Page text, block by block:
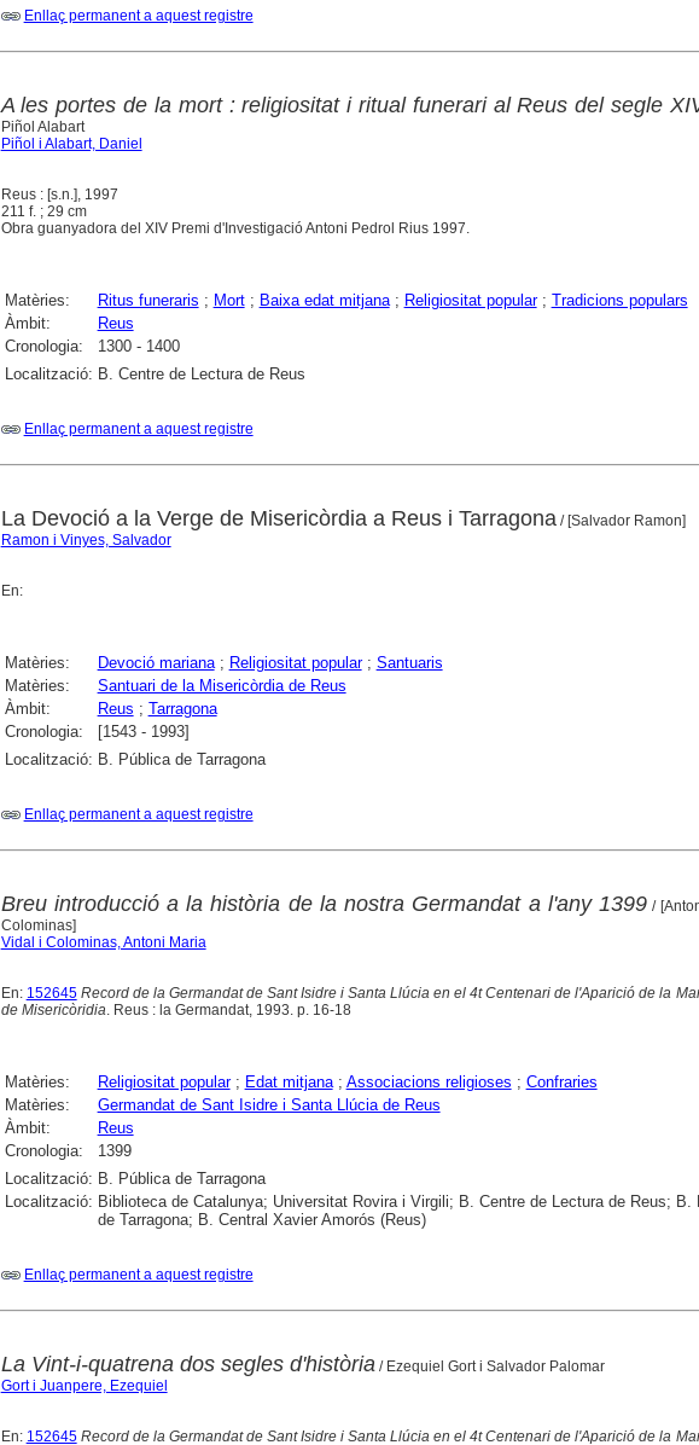
Enllaç permanent a aquest registre
A les portes de la mort : religiositat i ritual funerari al Reus del segle
Piñol Alabart
Piñol i Alabart, Daniel
Reus : [s.n.], 1997
211 f. ; 29 cm
Obra guanyadora del XIV Premi d'Investigació Antoni Pedrol Rius 1997.
Matèries: Ritus funeraris ; Mort; Baixa edat mitjana; Religiositat popular; Tradicions populars
Àmbit:
Reus
Cronologia:
1300 - 1400
Localització: B. Centre de Lectura de Reus
Enllaç permanent a aquest registre
La Devoció a la Verge de Misericòrdia a Reus i Tarragona / [Salvador Ramon]
Ramon i Vinyes, Salvador
En:
Matèries: Devoció mariana; Religiositat popular; Santuaris
Matèries:
Santuari de la Misericòrdia de Reus
Àmbit:
Reus ; Tarragona
Cronologia:
[1543 - 1993]
Localització: B. Pública de Tarragona
Enllaç permanent a aquest registre
Breu introducció a la història de la nostra Germandat a l'any 1399/
Colominas]
Vidal i Colominas, Antoni Maria
En: 152645 Record de la Germandat de Sant Isidre i Santa Llúcia en el 4t Centenari de l'Aparició de la
de Misericòridia. Reus : la Germandat, 1993. p. 16-18
Matèries: Religiositat popular; Edat mitjana; Associacions religioses ; Confraries
Matèries:
Germandat de Sant Isidre i Santa Llúcia de Reus
Àmbit:
Reus
Cronologia:
1399
Localització: B. Pública de Tarragona
Localització: Biblioteca de Catalunya; Universitat Rovira i Virgili; B. Centre de Lectura de Reus; B.
de Tarragona; B. Central Xavier Amorós (Reus)
Enllaç permanent a aquest registre
La Vint-i-quatrena dos segles d'història/ Ezequiel Gort i Salvador Palomar
Gort i Juanpere, Ezequiel
En: 152645 Record de la Germandat de Sant Isidre i Santa Llúcia en el 4t Centenari de l'Aparició de la